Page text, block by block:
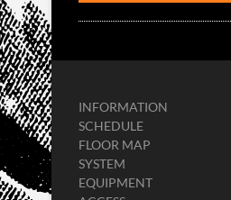
INFORMATION
SCHEDULE
FLOOR MAP
SYSTEM
EQUIPMENT